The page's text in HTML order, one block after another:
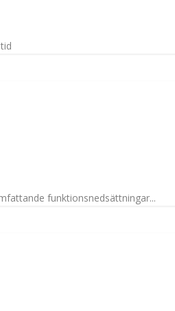
funktionsnedsättningar...